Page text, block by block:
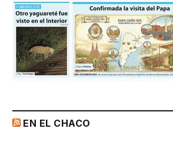
EN EL CHACO